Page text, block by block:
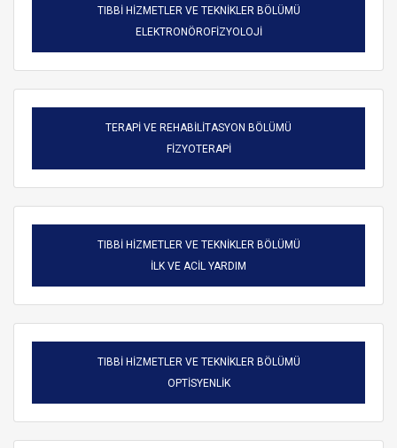
TIBBİ HİZMETLER VE TEKNİKLER BÖLÜMÜ
ELEKTRONÖROFİZYOLOJİ
TERAPİ VE REHABİLİTASYON BÖLÜMÜ
FİZYOTERAPİ
TIBBİ HİZMETLER VE TEKNİKLER BÖLÜMÜ
İLK VE ACİL YARDIM
TIBBİ HİZMETLER VE TEKNİKLER BÖLÜMÜ
OPTİSYENLİK